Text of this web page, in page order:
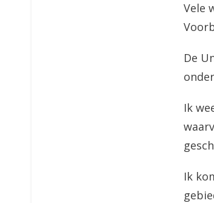
Vele
De
Ik
Ik